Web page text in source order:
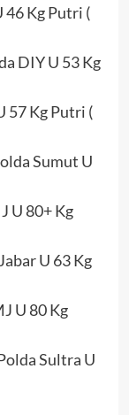
Kg Putri (
DIY U 53 Kg
57 Kg Putri (
Sumut U
U 80+ Kg
U 63 Kg
U 80 Kg
Sultra U